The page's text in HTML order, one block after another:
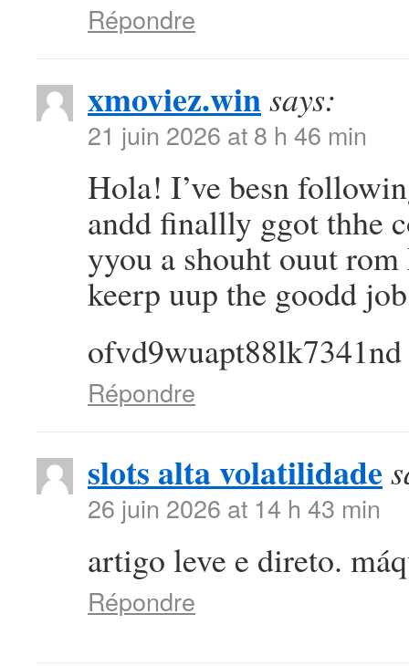
Répondre
xmoviez.winsays:
21 juin 2026 at 8 h 46 min
Hola! I’ve besn
andd finallly ggot thhe
yyou a shouht ouut
keerp uup the goodd
ofvd9wuapt88lk7341nd
Répondre
slots alta volatilidade
26 juin 2026 at 14 h 43 min
artigo leve e direto.
Répondre